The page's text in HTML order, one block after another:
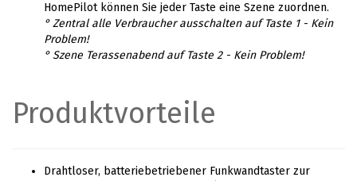
HomePilot können Sie jeder Taste eine Szene zuordnen.
° Zentral alle Verbraucher ausschalten auf Taste 1 - Kein
Problem!
° Szene Terassenabend auf Taste 2 - Kein Problem!
Produktvorteile
Drahtloser, batteriebetriebener Funkwandtaster zur